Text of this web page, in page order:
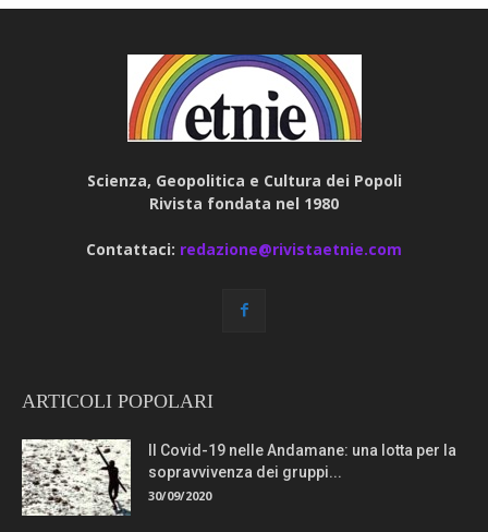
Scienza, Geopolitica e Cultura dei Popoli
Rivista fondata nel 1980
Contattaci: redazione@rivistaetnie.com
ARTICOLI POPOLARI
Il Covid-19 nelle Andamane: una lotta per la
sopravvivenza dei gruppi...
30/09/2020